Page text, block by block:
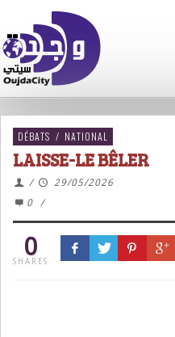
DÉBATS / NATIONAL
LAISSE-LE BÊLER
/
29/05/2026
0
/
0
SHARES